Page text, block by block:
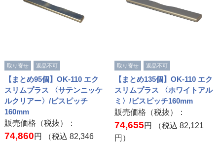
取り寄せ 返品不可
【まとめ95個】OK-110 エク
スリムプラス 〈サテンニッケ
ルクリアー〉/ビスピッチ
160mm
販売価格（税抜）：
74,860円 （税込 82,346
取り寄せ 返品不可
【まとめ135個】OK-110 エク
スリムプラス 〈ホワイトアル
ミ〉/ビスピッチ160mm
販売価格（税抜）：
74,655円 （税込82,121
円）